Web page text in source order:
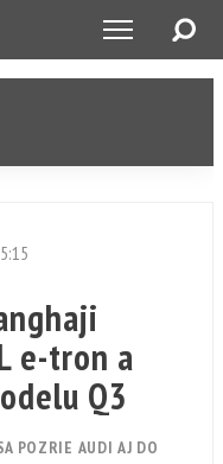
e-tron a
Q3
POZRIE AUDI AJ DO